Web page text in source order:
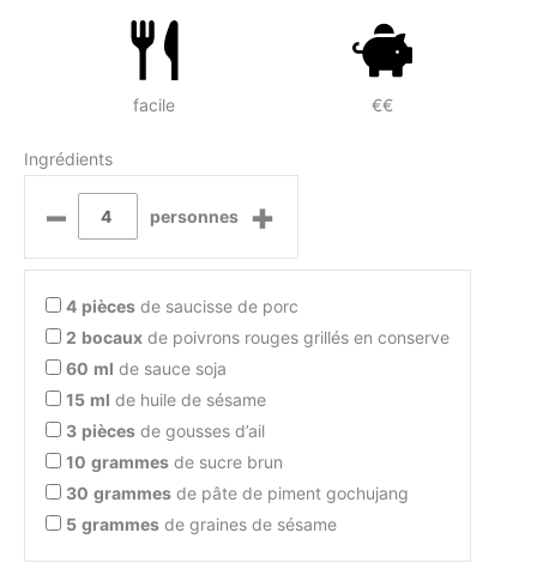
facile €€
Ingrédients
– personnes +
4 pièces de saucisse de porc
2 bocaux de poivrons rouges grillés en conserve
60 ml de sauce soja
15 ml de huile de sésame
3 pièces de gousses d’ail
10 grammes de sucre brun
30 grammes de pâte de piment gochujang
5 grammes de graines de sésame